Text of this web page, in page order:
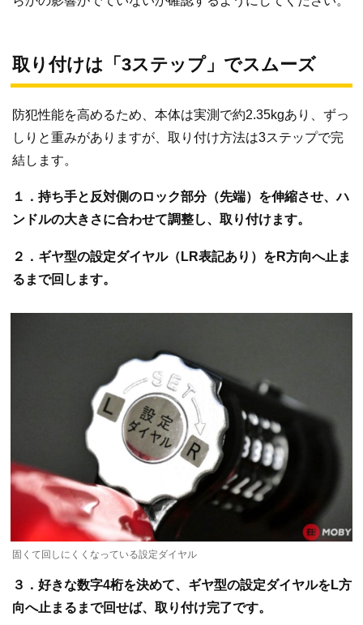
取り付けは「3ステップ」でスムーズ
防犯性能を高めるため、本体は実測で約2.35kgあり、ずっ
しりと重みがありますが、取り付け方法は3ステップで完
結します。
１．持ち手と反対側のロック部分（先端）を伸縮させ、ハ
ンドルの大きさに合わせて調整し、取り付けます。
２．ギヤ型の設定ダイヤル（LR表記あり）をR方向へ止ま
るまで回します。
固くて回しにくくなっている設定ダイヤル
３．好きな数字4桁を決めて、ギヤ型の設定ダイヤルをL方
向へ止まるまで回せば、取り付け完了です。